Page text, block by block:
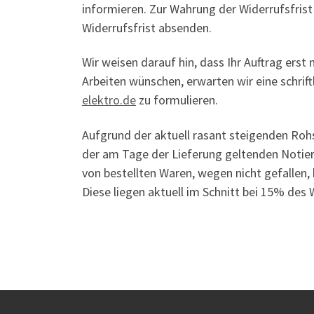
informieren. Zur Wahrung der
Widerrufsfrist absenden.
Wir weisen darauf hin, dass Ihr Auftrag
Arbeiten wünschen, erwarten wir eine
elektro.de zu formulieren.
Aufgrund der aktuell rasant steigenden
der am Tage der Lieferung geltenden
von bestellten Waren, wegen nicht
Diese liegen aktuell im Schnitt bei 15% des